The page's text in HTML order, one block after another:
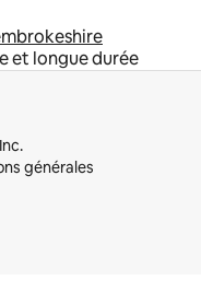
et longue durée
générales